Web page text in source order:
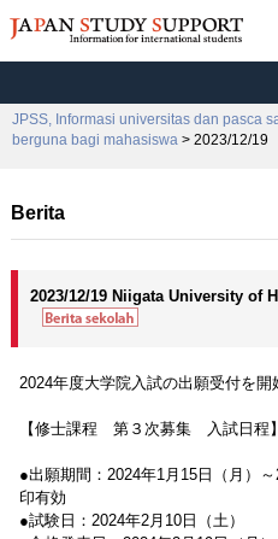
JPSS, Informasi universitas dan pasca
berguna bagi mahasiswa > 2023/12/19
Berita
2023/12/19 Niigata University of
2024年度大学院入試の出願受付を開
【修士課程 第３次募集 入試日程】
●出願期間：2024年1月15日（月）
印有効
●試験日：2024年2月10日（土）